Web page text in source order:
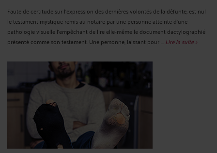
Faute de certitude sur l’expression des dernières volontés de la défunte, est nul
le testament mystique remis au notaire par une personne atteinte d’une
pathologie visuelle l’empêchant de lire elle-même le document dactylographié
présenté comme son testament. Une personne, laissant pour ... Lire la suite >